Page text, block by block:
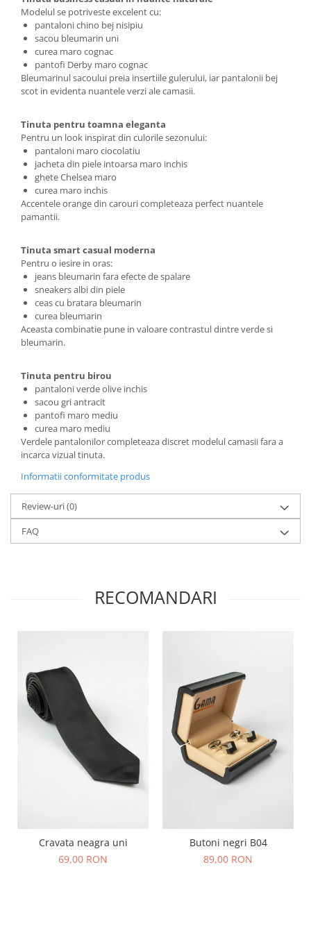
Modelul se potriveste excelent cu:
pantaloni chino bej nisipiu
sacou bleumarin uni
curea maro cognac
pantofi Derby maro cognac
Bleumarinul sacoului preia insertiile gulerului, iar pantalonii bej
scot in evidenta nuantele verzi ale camasii.
Tinuta pentru toamna eleganta
Pentru un look inspirat din culorile sezonului:
pantaloni maro ciocolatiu
jacheta din piele intoarsa maro inchis
ghete Chelsea maro
curea maro inchis
Accentele orange din carouri completeaza perfect nuantele
pamantii.
Tinuta smart casual moderna
Pentru o iesire in oras:
jeans bleumarin fara efecte de spalare
sneakers albi din piele
ceas cu bratara bleumarin
curea bleumarin
Aceasta combinatie pune in valoare contrastul dintre verde si
bleumarin.
Tinuta pentru birou
pantaloni verde olive inchis
sacou gri antracit
pantofi maro mediu
curea maro mediu
Verdele pantalonilor completeaza discret modelul camasii fara a
incarca vizual tinuta.
Informatii conformitate produs
Review-uri(0)
FAQ
RECOMANDARI
Cravata neagra uni
69,00 RON
Butoni negri B04
89,00 RON